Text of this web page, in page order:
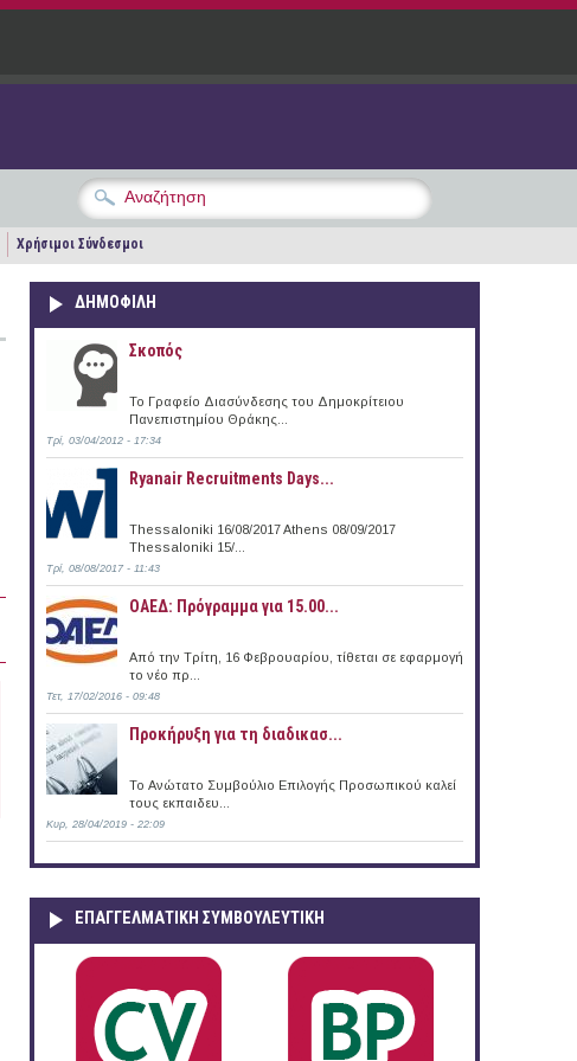
Χρήσιμοι Σύνδεσμοι
ΔΗΜΟΦΙΛΗ
Σκοπός
Το Γραφείο Διασύνδεσης του Δημοκρίτειου
Πανεπιστημίου Θράκης...
Τρί, 03/04/2012 - 17:34
Ryanair Recruitments Days...
Thessaloniki 16/08/2017 Athens 08/09/2017
Thessaloniki 15/...
Τρί, 08/08/2017 - 11:43
ΟΑΕΔ: Πρόγραμμα για 15.00...
Από την Τρίτη, 16 Φεβρουαρίου, τίθεται σε εφαρμογή
το νέο πρ...
Τετ, 17/02/2016 - 09:48
Προκήρυξη για τη διαδικασ...
Το Ανώτατο Συμβούλιο Επιλογής Προσωπικού καλεί
τους εκπαιδευ...
Κυρ, 28/04/2019 - 22:09
ΕΠΑΓΓΕΛΜΑΤΙΚΉ ΣΥΜΒΟΥΛΕΥΤΙΚΉ